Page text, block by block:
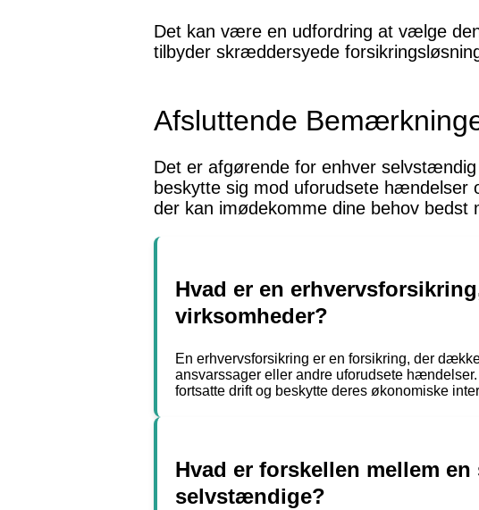
Det kan være en udfordring at vælge
tilbyder skræddersyede
Afsluttende
Det er afgørende for enhver
beskytte sig mod uforudsete hændelser
der kan imødekomme dine behov bedst
Hvad er en
virksomheder?
En erhvervsforsikring er en forsikring, der
ansvarssager eller andre uforudsete
fortsatte drift og beskytte deres økonomiske
Hvad er forskellen mellem
selvstændige?